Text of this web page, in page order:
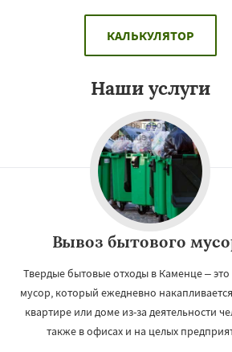
КАЛЬКУЛЯТОР
Наши услуги
Вывоз бытового
Твердые бытовые отходы в Каменце –
мусор, который ежедневно
квартире или доме из-за деятельности
также в офисах и на целых